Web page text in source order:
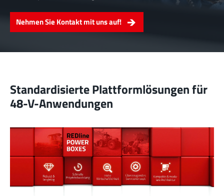
Nehmen Sie Kontakt mit uns auf!
Standardisierte Plattformlösungen für
48-V-Anwendungen